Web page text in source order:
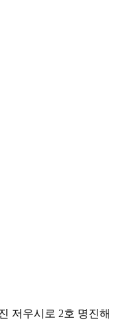
저우시로 2호 명진해